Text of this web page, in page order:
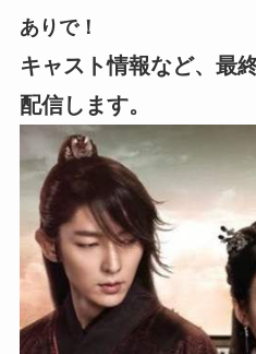
ありで！
キャスト情報など、最
配信します。